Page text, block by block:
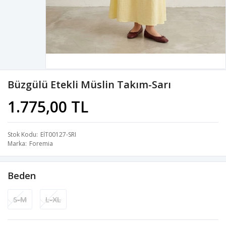
Büzgülü Etekli Müslin Takım-Sarı
1.775,00 TL
Stok Kodu EİT00127-SRI
Marka Foremia
Beden
S-M L-XL